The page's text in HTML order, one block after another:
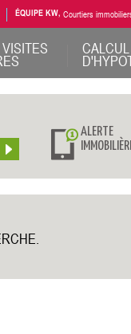
ÉQUIPE KW, Courtiers
CALCUL
ALERTE